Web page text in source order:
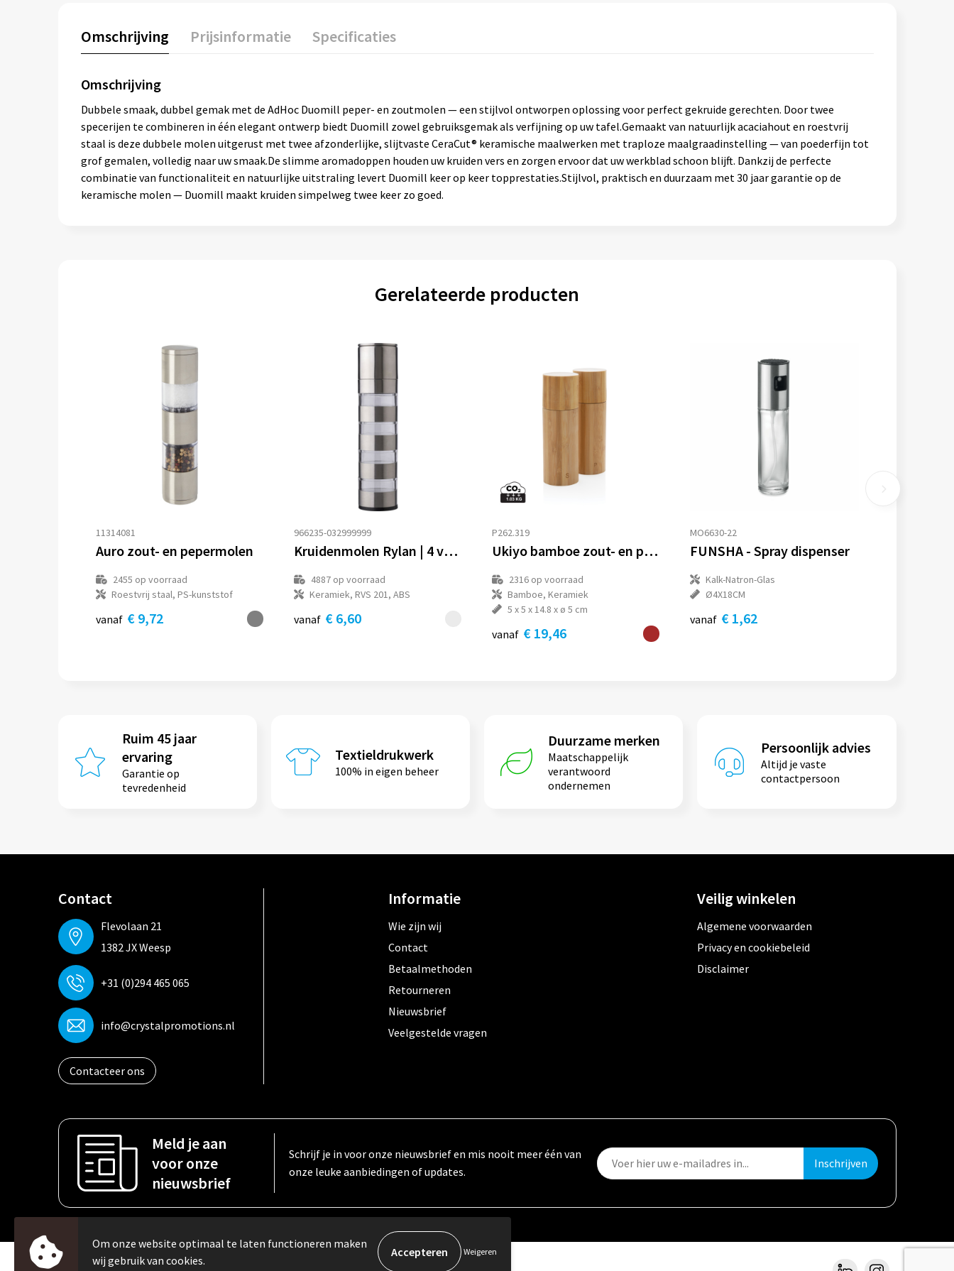
Omschrijving Prijsinformatie Specificaties
Omschrijving
Dubbele smaak, dubbel gemak met de AdHoc Duomill peper- en zoutmolen — een stijlvol ontworpen oplossing voor perfect gekruide gerechten. Door twee
specerijen te combineren in één elegant ontwerp biedt Duomill zowel gebruiksgemak als verfijning op uw tafel.Gemaakt van natuurlijk acaciahout en roestvrij
staal is deze dubbele molen uitgerust met twee afzonderlijke, slijtvaste CeraCut® keramische maalwerken met traploze maalgraadinstelling — van poederfijn tot
grof gemalen, volledig naar uw smaak.De slimme aromadoppen houden uw kruiden vers en zorgen ervoor dat uw werkblad schoon blijft. Dankzij de perfecte
combinatie van functionaliteit en natuurlijke uitstraling levert Duomill keer op keer topprestaties.Stijlvol, praktisch en duurzaam met 30 jaar garantie op de
keramische molen — Duomill maakt kruiden simpelweg twee keer zo goed.
Gerelateerde producten
11314081
Auro zout- en pepermolen
2455 op voorraad
Roestvrij staal, PS-kunststof
vanaf € 9,72
966235-032999999
Kruidenmolen Rylan | 4 vakjes
4887op voorraad
Keramiek, RVS 201, ABS
vanaf € 6,60
P262.319
Ukiyo bamboe zout- en pepermolenset
2316 op voorraad
Bamboe, Keramiek
5 x 5 x 14.8 x ø 5 cm
vanaf € 19,46
MO6630-22
FUNSHA - Spray dispenser
Kalk-Natron-Glas
Ø4X18CM
vanaf € 1,62
Ruim 45 jaar
ervaring
Garantie op
tevredenheid
Textieldrukwerk
100% in eigen beheer
Duurzame merken
Maatschappelijk
verantwoord
ondernemen
Persoonlijk advies
Altijd je vaste
contactpersoon
Contact
Flevolaan 21
1382 JX Weesp
+31 (0)294 465 065
info@crystalpromotions.nl
Contacteer ons
Informatie
Wie zijn wij
Contact
Betaalmethoden
Retourneren
Nieuwsbrief
Veelgestelde vragen
Veilig winkelen
Algemene voorwaarden
Privacy en cookiebeleid
Disclaimer
Meld je aan
voor onze
nieuwsbrief
Schrijf je in voor onze nieuwsbrief en mis nooit meer één van
onze leuke aanbiedingen of updates.
Om onze website optimaal te laten functioneren maken
wij gebruik van cookies.
Weigeren